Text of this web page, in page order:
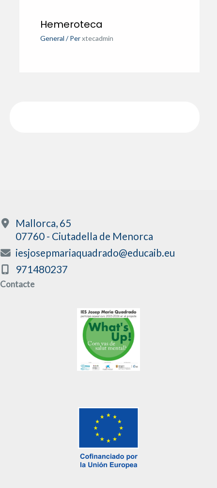
Hemeroteca
General / Per xtecadmin
Mallorca, 65
07760 - Ciutadella de Menorca
iesjosepmariaquadrado@educaib.eu
971480237
Contacte